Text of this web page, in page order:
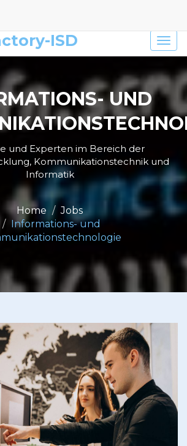
ISD
UND
und Experten im Bereich der
Kommunikationstechnik und
Informatik
Home
Jobs
Informations- und